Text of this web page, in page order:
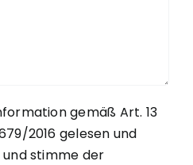
gemäß Art. 13
2016 gelesen und
stimme der